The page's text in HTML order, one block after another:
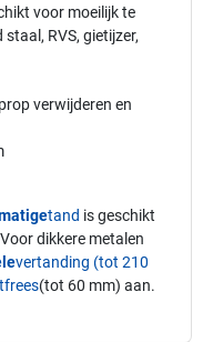
voor moeilijk te
RVS, gietijzer,
verwijderen en
tand is geschikt
dikkere metalen
vertanding (tot 210
(tot 60 mm) aan.